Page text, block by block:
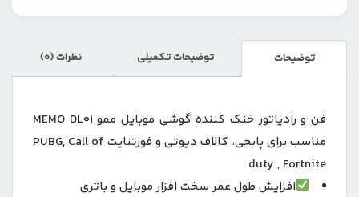
توضیحات توضیحات تکمیلی نظرات (0)
فن و رادیاتور خنک کننده گوشی موبایل ممو MEMO DL01
مناسب برای پابجی، کالاف دیوتی و فورتنایت PUBG, Call of
duty , Fortnite
افزایش طول عمر سخت افزار موبایل و باتری